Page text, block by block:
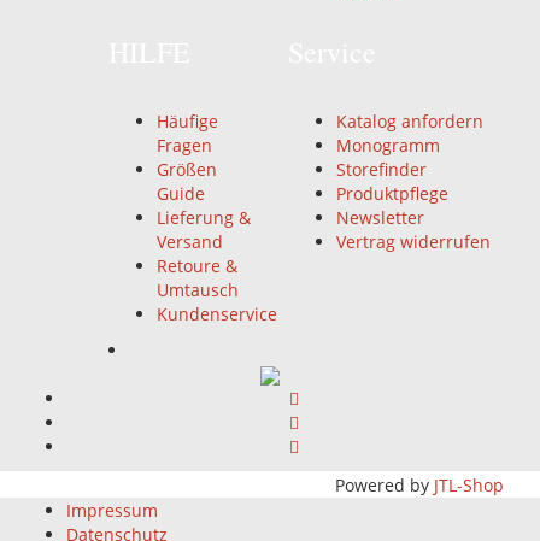
Häufige
Fragen
Größen
Guide
Lieferung &
Versand
Retoure &
Umtausch
Kundenservice
Katalog anfordern
Monogramm
Storefinder
Produktpflege
Newsletter
Vertrag widerrufen
Powered by JTL-Shop
Impressum
Datenschutz